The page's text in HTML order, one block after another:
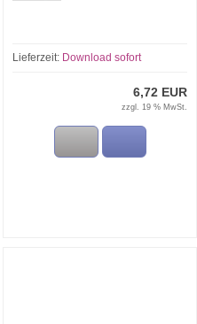
Lieferzeit: Download sofort
6,72 EUR
zzgl. 19 % MwSt.